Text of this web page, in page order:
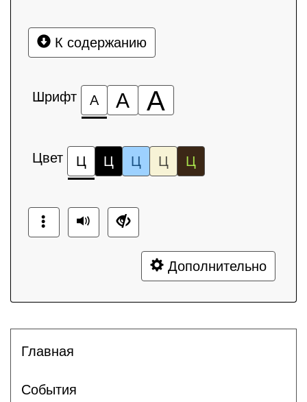
К содержанию
Шрифт А А А
Цвет Ц Ц Ц Ц Ц
Дополнительно
Главная
События